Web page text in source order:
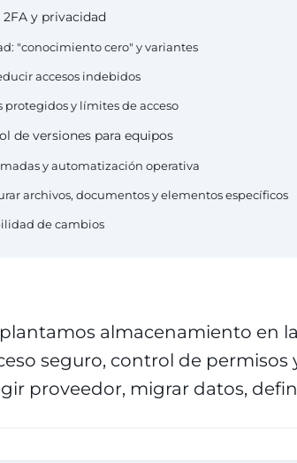
y privacidad
"conocimiento cero" y variantes
accesos indebidos
y límites de acceso
de versiones para equipos
y automatización operativa
archivos, documentos y elementos específicos
de cambios
almacenamiento en
seguro, control de permisos
proveedor, migrar datos,